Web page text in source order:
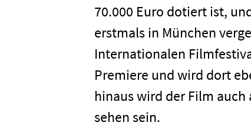
70.000 Euro dotiert ist,
erstmals in München
Internationalen
Premiere und wird dort
hinaus wird der Film auch
sehen sein.